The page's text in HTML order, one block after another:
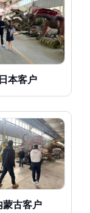
日本客户
蒙古客户